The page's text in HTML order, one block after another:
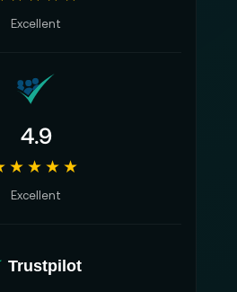
Excellent
4.9
Excellent
Trustpilot